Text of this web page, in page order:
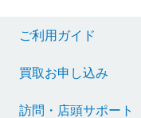
ご利用ガイド
買取お申し込み
訪問・店頭サポート